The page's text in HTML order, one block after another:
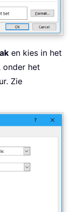
en kies in het
onder het
Zie